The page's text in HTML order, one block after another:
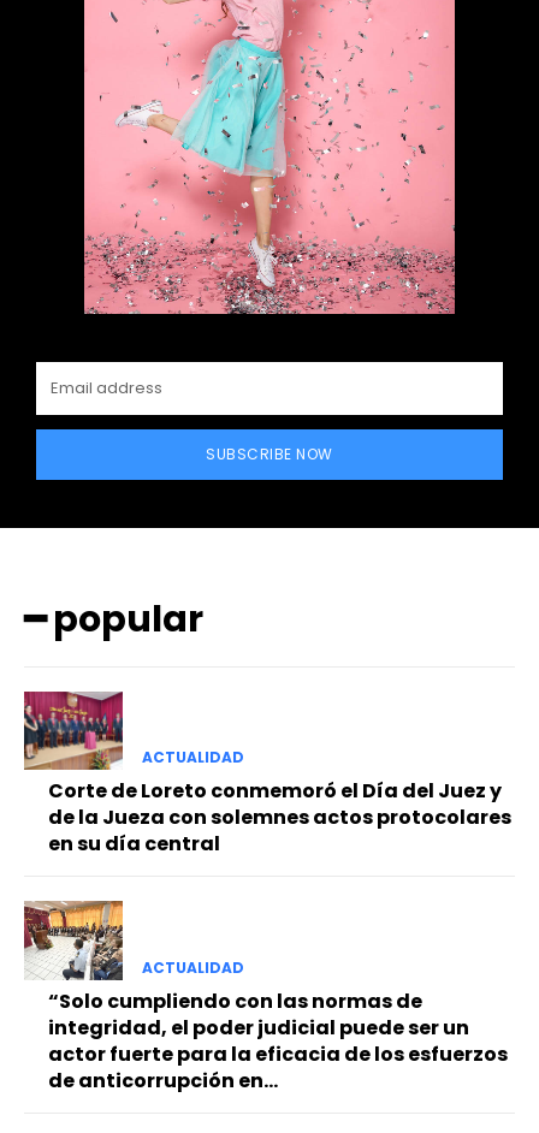
SUBSCRIBE NOW
━ popular
ACTUALIDAD
Corte de Loreto conmemoró el Día del Juez y
de la Jueza con solemnes actos protocolares
en su día central
ACTUALIDAD
“Solo cumpliendo con las normas de
integridad, el poder judicial puede ser un
actor fuerte para la eficacia de los esfuerzos
de anticorrupción en...